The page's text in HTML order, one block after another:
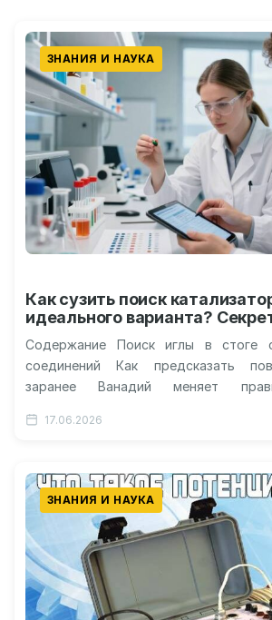
ЗНАНИЯ И НАУКА
Как сузить поиск
идеального варианта?
Содержание Поиск иглы в стоге
соединений Как предсказать
заранее Ванадий меняет
реальным…
17.06.2026
ЗНАНИЯ И НАУКА